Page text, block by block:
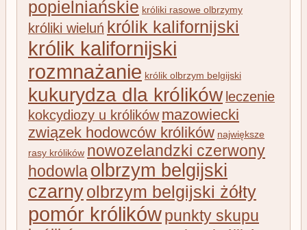
popielniańskie króliki rasowe olbrzymy
króliki wieluń królik kalifornijski
królik kalifornijski
rozmnażanie królik olbrzym belgijski
kukurydza dla królików leczenie
kokcydiozy u królików mazowiecki
związek hodowców królików największe
rasy królików nowozelandzki czerwony
hodowlaolbrzym belgijski
czarnyolbrzym belgijski żółty
pomór królikówpunkty skupu